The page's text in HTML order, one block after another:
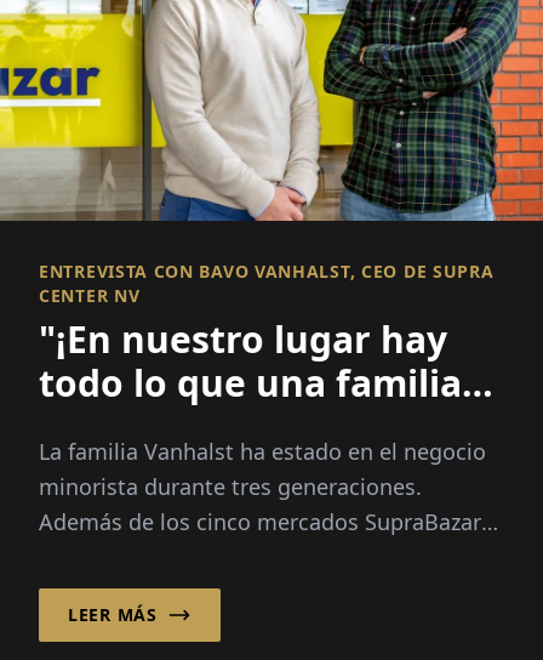
ENTREVISTA CON BAVO VANHALST, CEO DE SUPRA
CENTER NV
"¡En nuestro lugar hay
todo lo que una familia
La familia Vanhalst ha estado en el negocio
minorista durante tres generaciones.
Además de los cinco mercados SupraBazar
opera...
LEER MÁS